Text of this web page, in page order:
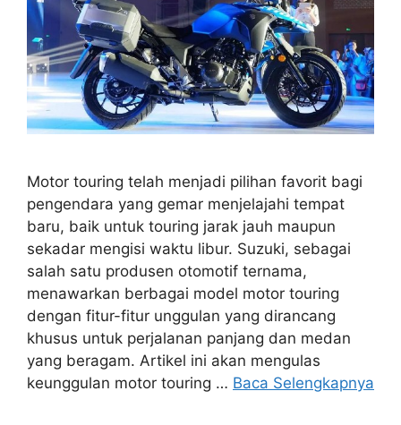
Motor touring telah menjadi pilihan favorit bagi
pengendara yang gemar menjelajahi tempat
baru, baik untuk touring jarak jauh maupun
sekadar mengisi waktu libur. Suzuki, sebagai
salah satu produsen otomotif ternama,
menawarkan berbagai model motor touring
dengan fitur-fitur unggulan yang dirancang
khusus untuk perjalanan panjang dan medan
yang beragam. Artikel ini akan mengulas
keunggulan motor touring … Baca Selengkapnya